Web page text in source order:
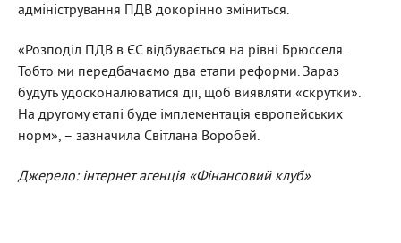
адміністрування ПДВ докорінно зміниться.
«Розподіл ПДВ в ЄС відбувається на рівні Брюсселя.
Тобто ми передбачаємо два етапи реформи. Зараз
будуть удосконалюватися дії, щоб виявляти «скрутки».
На другому етапі буде імплементація європейських
норм», – зазначила Світлана Воробей.
Джерело: інтернет агенція «Фінансовий клуб»